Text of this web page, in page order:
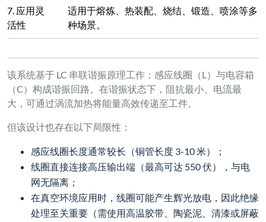
7. 应用灵
活性
适用于熔炼、热装配、烧结、锻造、喷涂等多
种场景。
该系统基于 LC 串联谐振原理工作：感应线圈（L）与电容箱
（C）构成谐振回路。在谐振状态下，阻抗最小、电流最
大，可通过涡流加热将能量高效传递至工件。
但该设计也存在以下局限性：
感应线圈长度通常较长（铜管长度 3-10 米）；
线圈直接连接高压输出端（最高可达 550 伏），与电
网无隔离；
在真空环境应用时，线圈可能产生辉光放电，因此绝缘
处理至关重要（需使用高温胶带、陶瓷泥、清漆或屏蔽